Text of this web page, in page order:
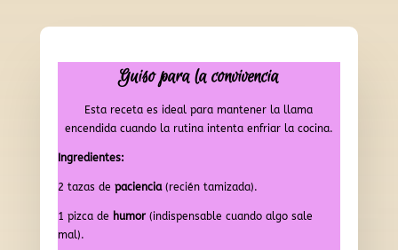
Guiso para la convivencia
Esta receta es ideal para mantener la llama
encendida cuando la rutina intenta enfriar la cocina.
Ingredientes:
2 tazas de paciencia(recién tamizada).
1 pizca de humor(indispensable cuando algo sale
mal).